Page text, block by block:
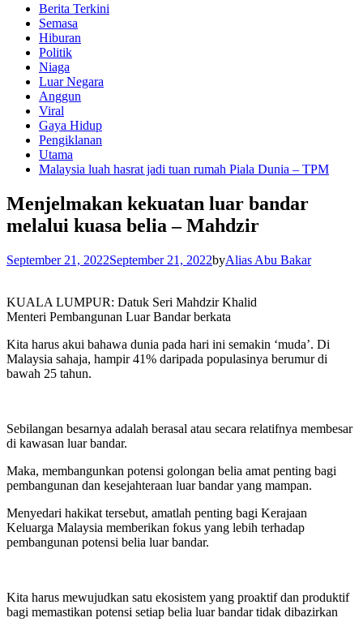
Berita Terkini
Semasa
Hiburan
Politik
Niaga
Luar Negara
Anggun
Viral
Gaya Hidup
Pengiklanan
Utama
Malaysia luah hasrat jadi tuan rumah Piala Dunia – TPM
Menjelmakan kekuatan luar bandar
melalui kuasa belia – Mahdzir
September 21, 2022September 21, 2022byAlias Abu Bakar
KUALA LUMPUR: Datuk Seri Mahdzir Khalid
Menteri Pembangunan Luar Bandar berkata
Kita harus akui bahawa dunia pada hari ini semakin ‘muda’. Di
Malaysia sahaja, hampir 41% daripada populasinya berumur di
bawah 25 tahun.
Sebilangan besarnya adalah berasal atau secara relatifnya membesar
di kawasan luar bandar.
Maka, membangunkan potensi golongan belia amat penting bagi
pembangunan dan kesejahteraan luar bandar yang mampan.
Menyedari hakikat tersebut, amatlah penting bagi Kerajaan
Keluarga Malaysia memberikan fokus yang lebih terhadap
pembangunan potensi belia luar bandar.
Kita harus mewujudkan satu ekosistem yang proaktif dan produktif
bagi memastikan potensi setiap belia luar bandar tidak dibazirkan